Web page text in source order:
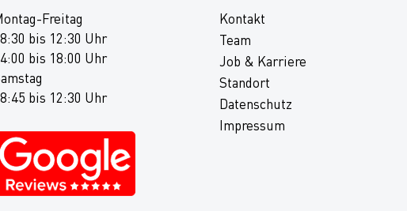
Freitag
bis 12:30 Uhr
bis 18:00 Uhr
bis 12:30 Uhr
Kontakt
Team
Job & Karriere
Standort
Datenschutz
Impressum